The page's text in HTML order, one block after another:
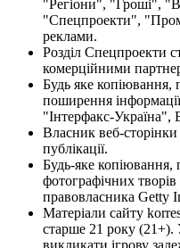
"Регіони", "Гроші",
"Спецпроекти",
реклами.
Розділ Спецпроекти
комерційними
Будь яке копіювання,
поширення
"Інтерфакс-Україна",
Власник веб-
публікації.
Будь-яке копіювання,
фотографічних творів
правовласника Getty
Матеріали сайту
старше 21 року (21+).